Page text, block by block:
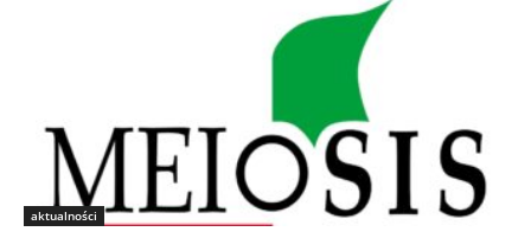
aktualności